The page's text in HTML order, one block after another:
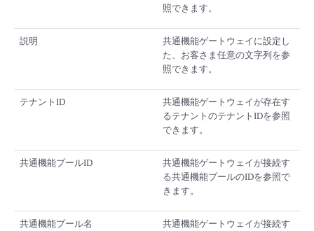
照できます。
説明
共通機能ゲートウェイに設定し
た、お客さま任意の文字列を参
照できます。
テナントID
共通機能ゲートウェイが存在す
るテナントのテナントIDを参照
できます。
共通機能プールID
共通機能ゲートウェイが接続す
る共通機能プールのIDを参照で
きます。
共通機能プール名
共通機能ゲートウェイが接続す